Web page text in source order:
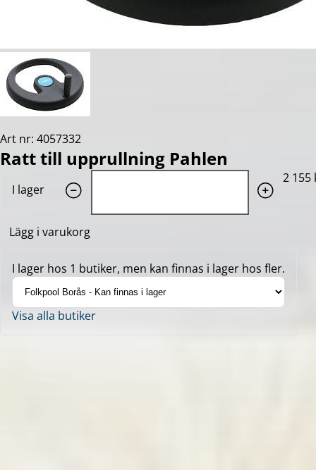
Art nr: 4057332
Ratt till upprullning Pahlen
I lager
2 155
Lägg i varukorg
I lager hos 1 butiker, men kan finnas i lager hos fler.
Visa alla butiker